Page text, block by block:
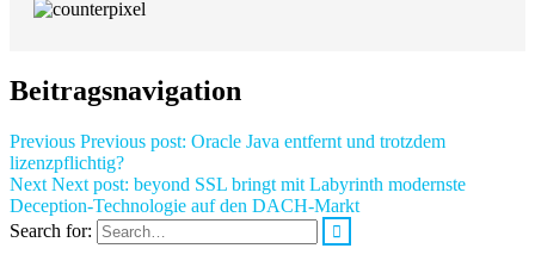
Beitragsnavigation
Previous Previous post: Oracle Java entfernt und trotzdem
lizenzpflichtig?
Next Next post: beyond SSL bringt mit Labyrinth modernste
Deception-Technologie auf den DACH-Markt
Search for: